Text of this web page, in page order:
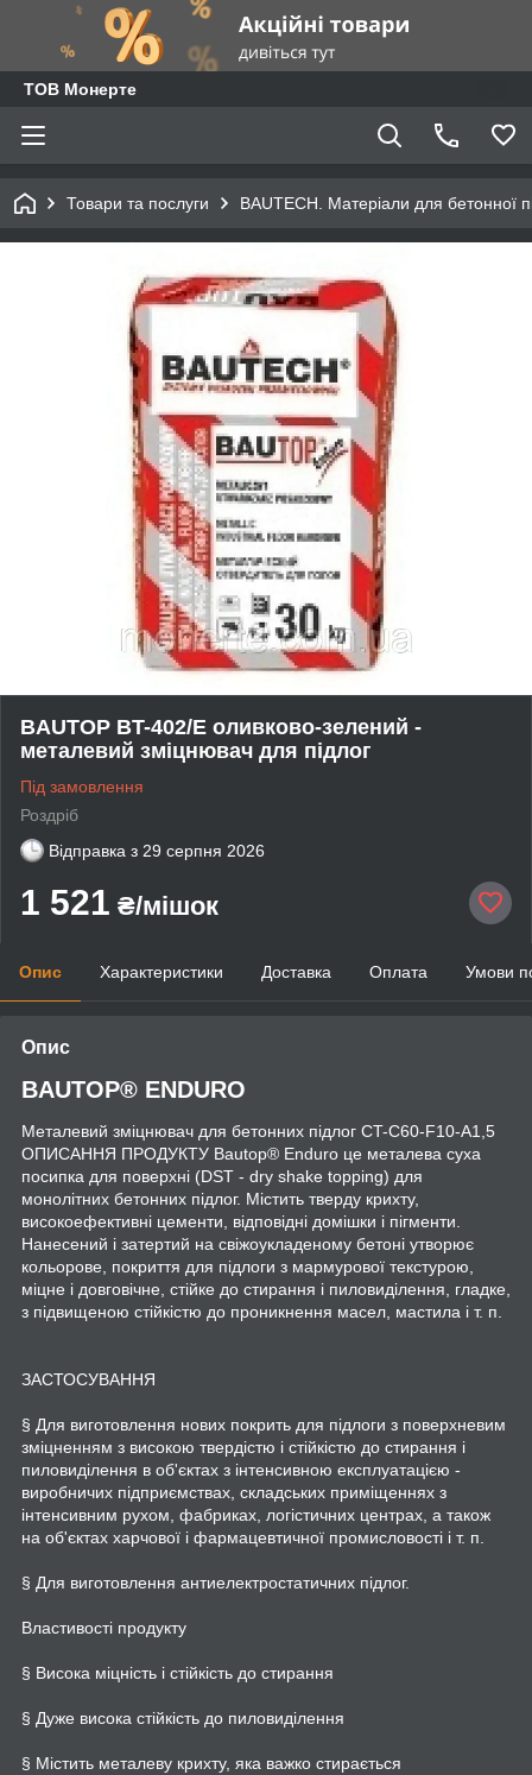
ТОВ Монерте
Товари та послуги BAUTECH. Матеріали для бетонної
BAUTOP BT-402/Е оливково-зелений -
металевий зміцнювач для підлог
Під замовлення
Роздріб
Відправка з 29 серпня 2026
1 521 ₴/мішок
Опис Характеристики Доставка Оплата Умови
Опис
BAUTOP® ENDURO
Металевий зміцнювач для бетонних підлог CT-C60-F10-A1,5
ОПИСАННЯ ПРОДУКТУ Bautop® Enduro це металева суха
посипка для поверхні (DST - dry shake topping) для
монолітних бетонних підлог. Містить тверду крихту,
високоефективні цементи, відповідні домішки і пігменти.
Нанесений і затертий на свіжоукладеному бетоні утворює
кольорове, покриття для підлоги з мармурової текстурою,
міцне і довговічне, стійке до стирання і пиловиділення, гладке,
з підвищеною стійкістю до проникнення масел, мастила і т. п.
ЗАСТОСУВАННЯ
§ Для виготовлення нових покрить для підлоги з поверхневим
зміцненням з високою твердістю і стійкістю до стирання і
пиловиділення в об'єктах з інтенсивною експлуатацією -
виробничих підприємствах, складських приміщеннях з
інтенсивним рухом, фабриках, логістичних центрах, а також
на об'єктах харчової і фармацевтичної промисловості і т. п.
§ Для виготовлення антиелектростатичних підлог.
Властивості продукту
§ Висока міцність і стійкість до стирання
§ Дуже висока стійкість до пиловиділення
§ Містить металеву крихту, яка важко стирається